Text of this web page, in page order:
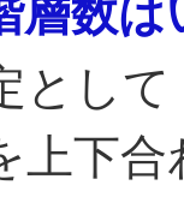
層数
とし
上下